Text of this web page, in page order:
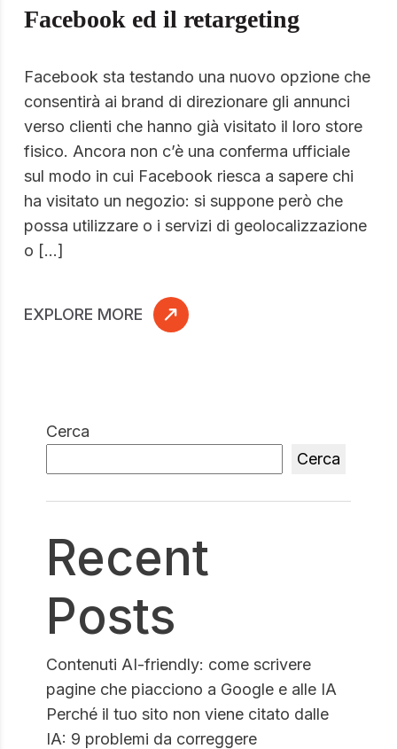
Facebook ed il retargeting
Facebook sta testando una nuovo opzione che
consentirà ai brand di direzionare gli annunci
verso clienti che hanno già visitato il loro store
fisico. Ancora non c’è una conferma ufficiale
sul modo in cui Facebook riesca a sapere chi
ha visitato un negozio: si suppone però che
possa utilizzare o i servizi di geolocalizzazione
o […]
EXPLORE MORE
Cerca
Cerca
Recent
Posts
Contenuti AI-friendly: come scrivere
pagine che piacciono a Google e alle IA
Perché il tuo sito non viene citato dalle
IA: 9 problemi da correggere